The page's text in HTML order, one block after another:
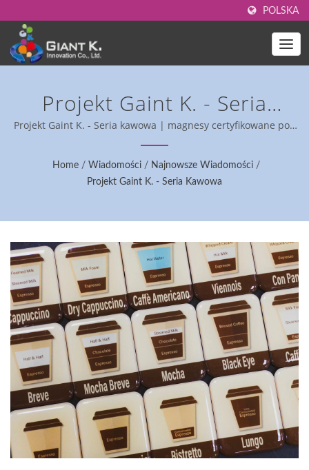
POLSKA
Projekt Gaint K. - Seria
Kawowa | Certyfikowane
Przez SGS Elastyczne
Magnesy - Wiarygodny
Projekt Gaint K. - Seria kawowa | magnesy certyfikowane pod
względem bezpieczeństwa.
Home / Wiadomości / Najnowsze Wiadomości /
Projekt Gaint K. - Seria Kawowa